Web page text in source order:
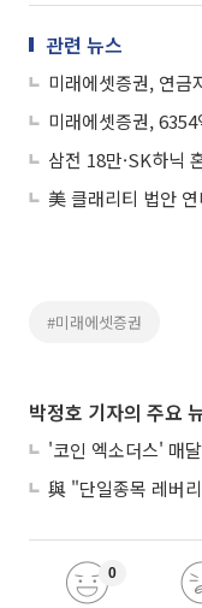
관련 뉴스
#미래에셋증권
박정호 기자의 주요
'코인 엑소더스' 매
0